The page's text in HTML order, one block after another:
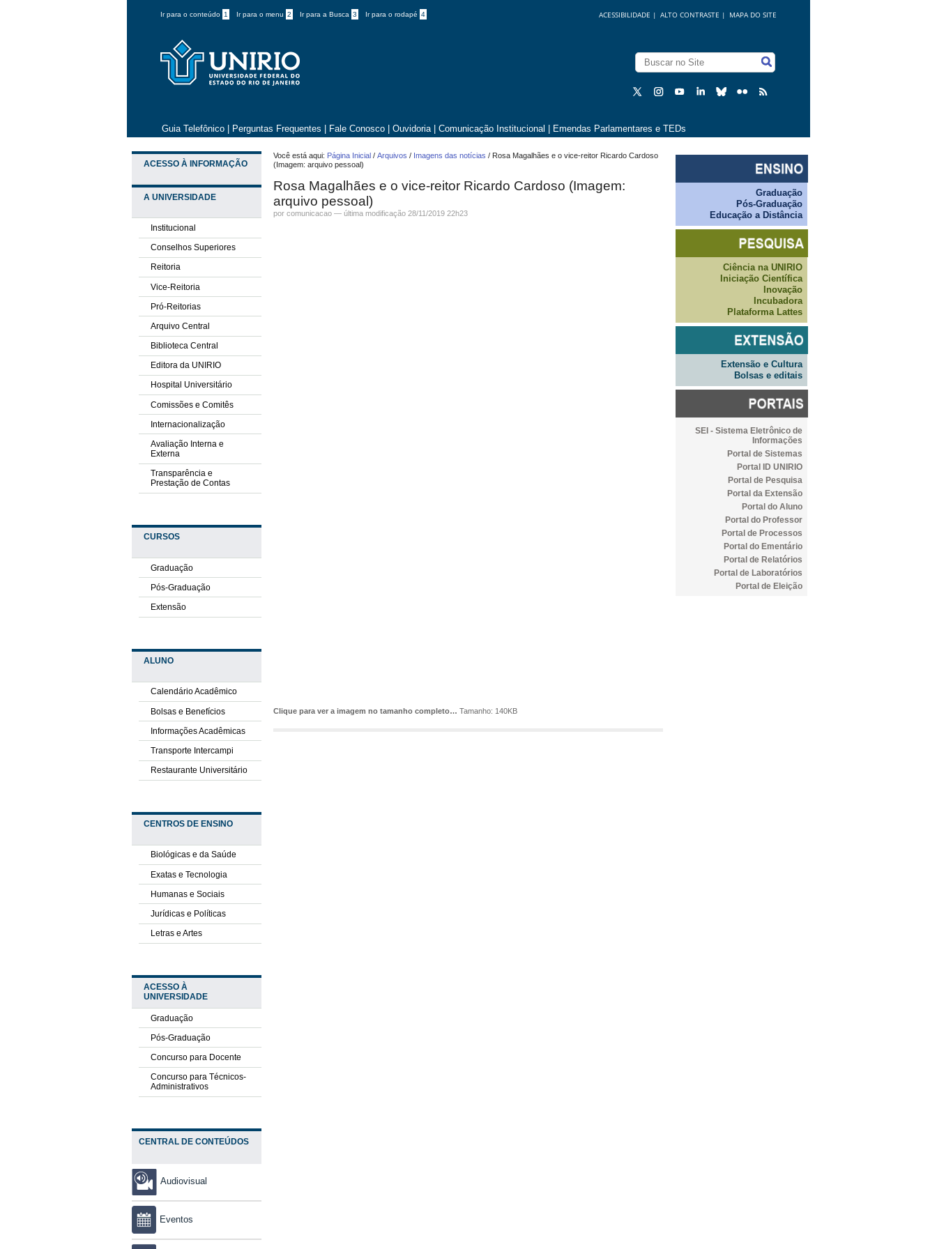
Ir para o conteúdo 1 Ir para o menu 2 Ir para a Busca 3 Ir para o rodapé 4 MAPA DO SITE
ALTO CONTRASTE |
ACESSIBILIDADE |
Guia Telefônico Perguntas Frequentes Fale Conosco Ouvidoria Comunicação Institucional Emendas Parlamentares e TEDs
ACESSO À INFORMAÇÃO
A UNIVERSIDADE
Institucional
Conselhos Superiores
Reitoria
Vice-Reitoria
Pró-Reitorias
Arquivo Central
Biblioteca Central
Editora da UNIRIO
Hospital Universitário
Comissões e Comitês
Internacionalização
Avaliação Interna e
Externa
Transparência e
Prestação de Contas
CURSOS
Graduação
Pós-Graduação
Extensão
ALUNO
Calendário Acadêmico
Bolsas e Benefícios
Informações Acadêmicas
Transporte Intercampi
Restaurante Universitário
CENTROS DE ENSINO
Biológicas e da Saúde
Exatas e Tecnologia
Humanas e Sociais
Jurídicas e Políticas
Letras e Artes
ACESSO À
UNIVERSIDADE
Graduação
Pós-Graduação
Concurso para Docente
Concurso para Técnicos-
Administrativos
CENTRAL DE CONTEÚDOS
Audiovisual
Eventos
Você está aqui: Página Inicial /Arquivos / Imagens das notícias / Rosa Magalhães e o vice-reitor Ricardo Cardoso
(Imagem: arquivo pessoal)
Rosa Magalhães e o vice-reitor Ricardo Cardoso (Imagem:
arquivo pessoal)
por comunicacao —última modificação 28/11/2019 22h23
Clique para ver a imagem no tamanho completo… Tamanho: 140KB
Graduação
Pós-Graduação
Educação a Distância
Ciência na UNIRIO
Iniciação Científica
Inovação
Incubadora
Plataforma Lattes
Extensão e Cultura
Bolsas e editais
SEI - Sistema Eletrônico de
Informações
Portal de Sistemas
Portal ID UNIRIO
Portal de Pesquisa
Portal da Extensão
Portal do Aluno
Portal do Professor
Portal de Processos
Portal do Ementário
Portal de Relatórios
Portal de Laboratórios
Portal de Eleição